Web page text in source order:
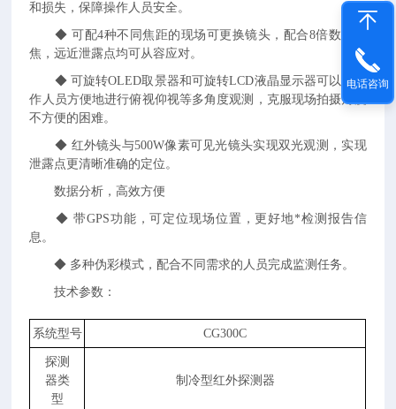
和损失，保障操作人员安全。
◆可配4种不同焦距的现场可更换镜头，配合8倍数字变
焦，远近泄露点均可从容应对。
◆ 可旋转OLED取景器和可旋转LCD液晶显示器可以让操
作人员方便地进行俯视仰视等多角度观测，克服现场拍摄角度
不方便的困难。
◆ 红外镜头与500W像素可见光镜头实现双光观测，实现
泄露点更清晰准确的定位。
数据分析，高效方便
◆ 带GPS功能，可定位现场位置，更好地*检测报告信
息。
◆ 多种伪彩模式，配合不同需求的人员完成监测任务。
技术参数：
系统型号 CG300C
探测
器类
型
制冷型红外探测器
电话咨询